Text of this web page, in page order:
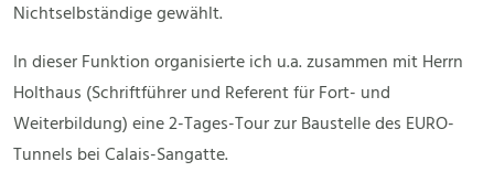
Nichtselbständige gewählt.
In dieser Funktion organisierte ich u.a. zusammen mit Herrn
Holthaus (Schriftführer und Referent für Fort- und
Weiterbildung) eine 2-Tages-Tour zur Baustelle des EURO-
Tunnels bei Calais-Sangatte.